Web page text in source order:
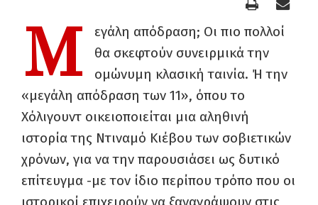
Μ
εγάλη απόδραση; Οι πιο πολλοί
θα σκεφτούν συνειρμικά την
ομώνυμη κλασική ταινία. Ή την
«μεγάλη απόδραση των 11», όπου το
Χόλιγουντ οικειοποιείται μια αληθινή
ιστορία της Ντιναμό Κιέβου των σοβιετικών
χρόνων, για να την παρουσιάσει ως δυτικό
επίτευγμα -με τον ίδιο περίπου τρόπο που οι